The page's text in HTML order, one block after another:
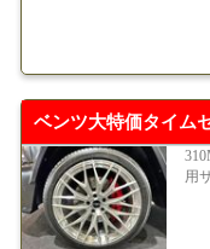
ベンツ大特価タイム
用